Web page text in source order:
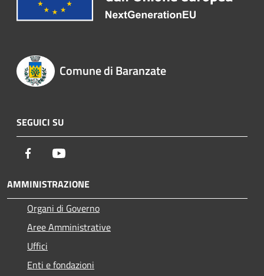
Comune di Baranzate
SEGUICI SU
Facebook
AMMINISTRAZIONE
Organi di Governo
Aree Amministrative
Uffici
Enti e fondazioni